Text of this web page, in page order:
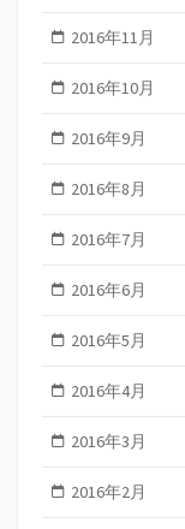
2016年11月
2016年10月
2016年9月
2016年8月
2016年7月
2016年6月
2016年5月
2016年4月
2016年3月
2016年2月